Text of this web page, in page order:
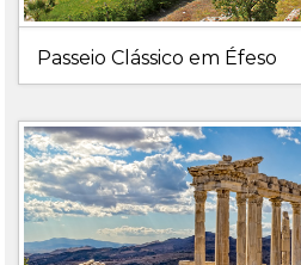
Passeio Clássico em Éfeso